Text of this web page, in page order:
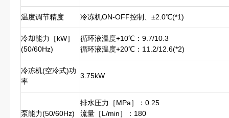
温度调节精度 冷冻机ON-OFF控制、±2.0℃(*1)
冷却能力［kW］
(50/60Hz)
循环液温度+10℃：9.7/10.3
循环液温度+20℃：11.2/12.6(*2)
冷冻机(空冷式)功
率
3.75kW
泵能力(50/60Hz)
排水圧力［MPa］：0.25
流量［L/min］：180